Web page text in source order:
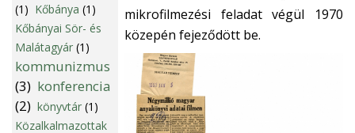
(1) Kőbánya (1)
Kőbányai Sör- és
Malátagyár (1)
kommunizmus
(3) konferencia
(2) könyvtár (1)
Közalkalmazottak
mikrofilmezési feladat végül 1970
közepén fejeződött be.